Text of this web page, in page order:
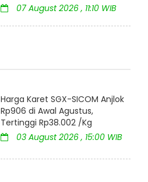
07 August 2026 , 11:10 WIB
Harga Karet SGX-SICOM Anjlok
Rp906 di Awal Agustus,
Tertinggi Rp38.002 /Kg
03 August 2026 , 15:00 WIB